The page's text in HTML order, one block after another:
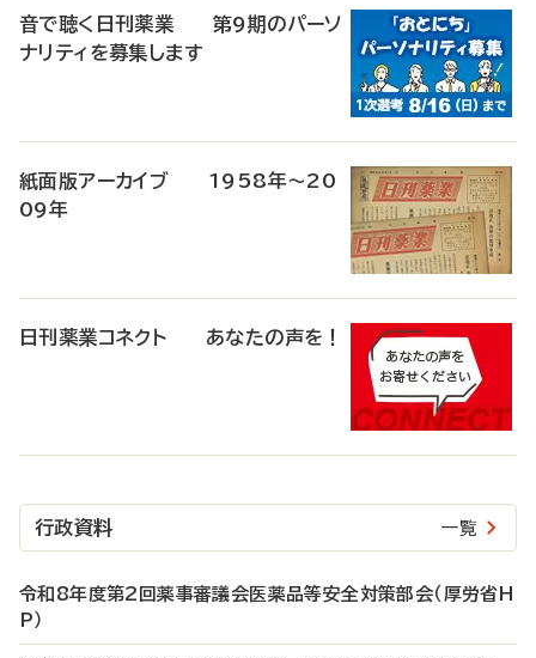
音で聴く日刊薬業 第9期のパーソ
ナリティを募集します
紙面版アーカイブ 1958年～20
09年
日刊薬業コネクト あなたの声を！
行政資料 一覧
令和8年度第2回薬事審議会医薬品等安全対策部会（厚労省H
P）